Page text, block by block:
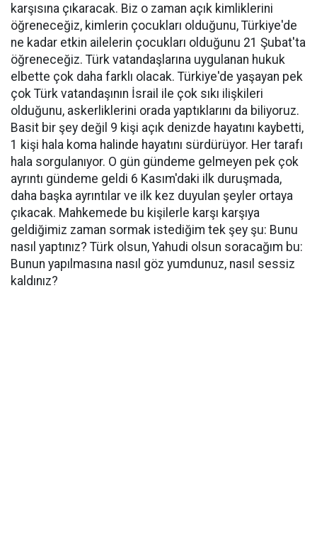
karşısına çıkaracak. Biz o zaman açık kimliklerini
öğreneceğiz, kimlerin çocukları olduğunu, Türkiye'de
ne kadar etkin ailelerin çocukları olduğunu 21 Şubat'ta
öğreneceğiz. Türk vatandaşlarına uygulanan hukuk
elbette çok daha farklı olacak. Türkiye'de yaşayan pek
çok Türk vatandaşının İsrail ile çok sıkı ilişkileri
olduğunu, askerliklerini orada yaptıklarını da biliyoruz.
Basit bir şey değil 9 kişi açık denizde hayatını kaybetti,
1 kişi hala koma halinde hayatını sürdürüyor. Her tarafı
hala sorgulanıyor. O gün gündeme gelmeyen pek çok
ayrıntı gündeme geldi 6 Kasım'daki ilk duruşmada,
daha başka ayrıntılar ve ilk kez duyulan şeyler ortaya
çıkacak. Mahkemede bu kişilerle karşı karşıya
geldiğimiz zaman sormak istediğim tek şey şu: Bunu
nasıl yaptınız? Türk olsun, Yahudi olsun soracağım bu:
Bunun yapılmasına nasıl göz yumdunuz, nasıl sessiz
kaldınız?